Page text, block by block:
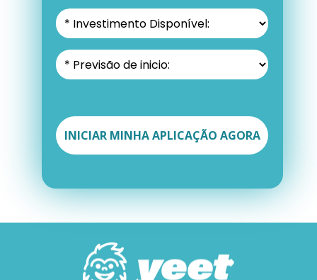
INICIAR MINHA APLICAÇÃO AGORA